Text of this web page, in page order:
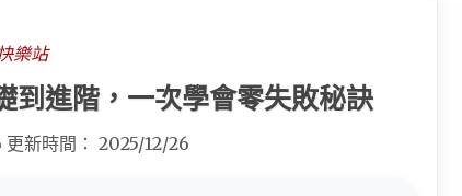
樂站
到進階，一次學會零失敗秘訣
更新時間： 2025/12/26